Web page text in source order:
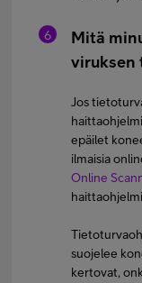
Mitä
viruksen
Jos
epäilet
ilmaisia
Online
suojelee
kertovat,